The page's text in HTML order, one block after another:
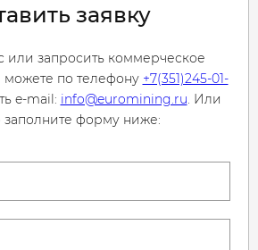
заявку
или запросить коммерческое
по телефону +7(351)245-01-
e-mail: info@euromining.ru. Или
заполните форму ниже: